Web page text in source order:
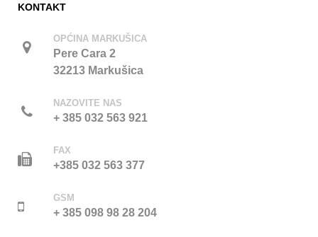
KONTAKT
OPĆINA MARKUŠICA
Pere Cara 2
32213 Markušica
NAZOVITE NAS
+ 385 032 563 921
FAX
+385 032 563 377
GSM
+ 385 098 98 28 204